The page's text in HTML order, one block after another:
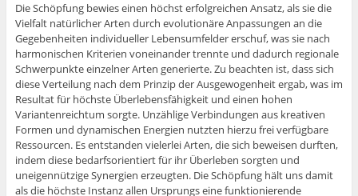
Die Schöpfung bewies einen höchst erfolgreichen Ansatz, als sie die
Vielfalt natürlicher Arten durch evolutionäre Anpassungen an die
Gegebenheiten individueller Lebensumfelder erschuf, was sie nach
harmonischen Kriterien voneinander trennte und dadurch regionale
Schwerpunkte einzelner Arten generierte. Zu beachten ist, dass sich
diese Verteilung nach dem Prinzip der Ausgewogenheit ergab, was im
Resultat für höchste Überlebensfähigkeit und einen hohen
Variantenreichtum sorgte. Unzählige Verbindungen aus kreativen
Formen und dynamischen Energien nutzten hierzu frei verfügbare
Ressourcen. Es entstanden vielerlei Arten, die sich beweisen durften,
indem diese bedarfsorientiert für ihr Überleben sorgten und
uneigennützige Synergien erzeugten. Die Schöpfung hält uns damit
als die höchste Instanz allen Ursprungs eine funktionierende